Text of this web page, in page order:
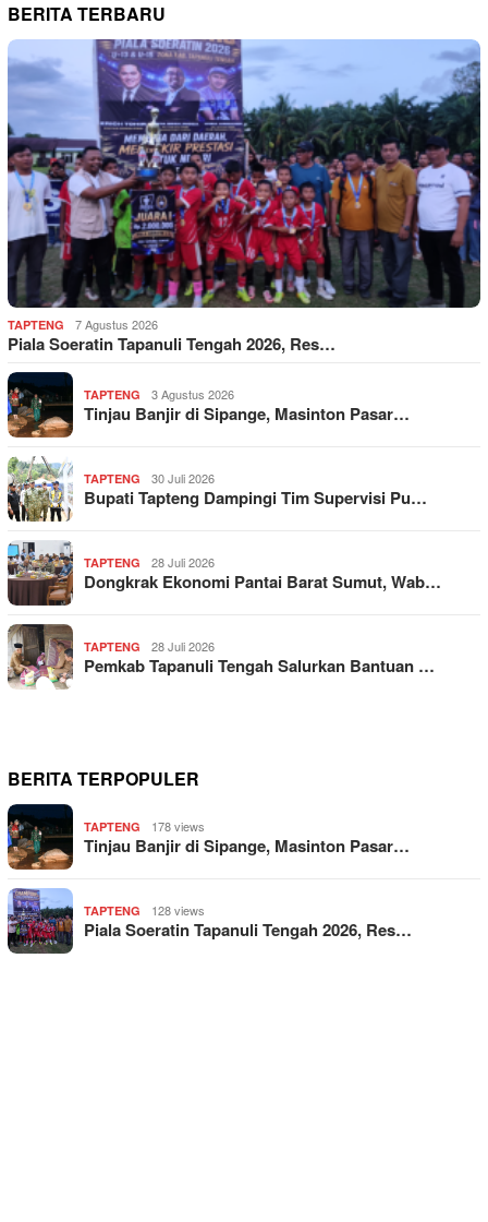
BERITA TERBARU
TAPTENG 7 Agustus 2026
Piala Soeratin Tapanuli Tengah 2026, Res…
TAPTENG 3 Agustus 2026
Tinjau Banjir di Sipange, Masinton Pasar…
TAPTENG 30 Juli 2026
Bupati Tapteng Dampingi Tim Supervisi Pu…
TAPTENG 28 Juli 2026
Dongkrak Ekonomi Pantai Barat Sumut, Wab…
TAPTENG 28 Juli 2026
Pemkab Tapanuli Tengah Salurkan Bantuan …
BERITA TERPOPULER
TAPTENG 178 views
Tinjau Banjir di Sipange, Masinton Pasar…
TAPTENG 128 views
Piala Soeratin Tapanuli Tengah 2026, Res…